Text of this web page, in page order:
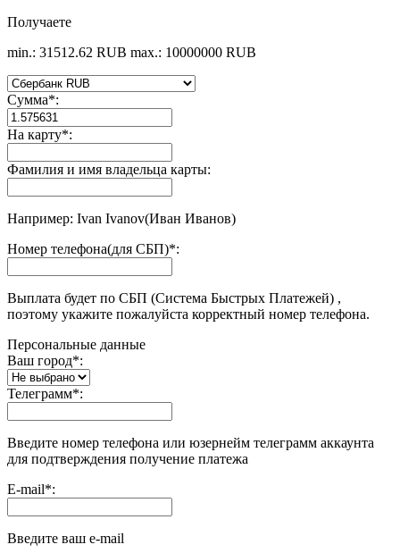
Получаете
min.: 31512.62 RUB max.: 10000000 RUB
Сумма*:
На карту*:
Фамилия и имя владельца карты:
Например: Ivan Ivanov(Иван Иванов)
Номер телефона(для СБП)*:
Выплата будет по СБП (Система Быстрых Платежей) ,
поэтому укажите пожалуйста корректный номер телефона.
Персональные данные
Ваш город*:
Телеграмм*:
Введите номер телефона или юзернейм телеграмм аккаунта
для подтверждения получение платежа
E-mail*:
Введите ваш e-mail